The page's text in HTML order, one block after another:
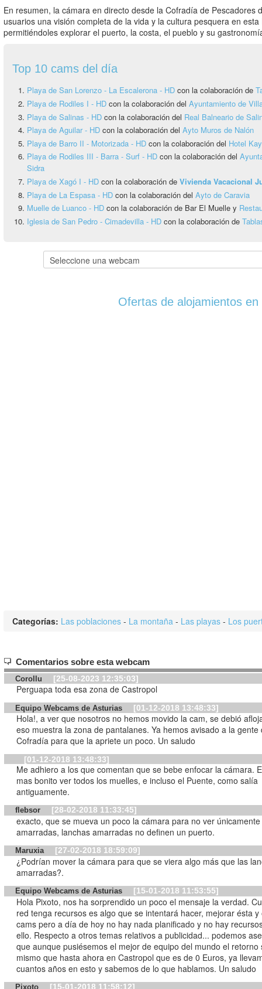
En resumen, la cámara en directo desde la Cofradía de Pescadores
usuarios una visión completa de la vida y la cultura pesquera en
permitiéndoles explorar el puerto, la costa, el pueblo y su
Top 10 cams del día
Playa de San Lorenzo - La Escalerona - HD con la colaboración de
Playa de Rodiles I - HD con la colaboración del Ayuntamiento de
Playa de Salinas - HD con la colaboración del Real Balneario de
Playa de Aguilar - HD con la colaboración del Ayto Muros de Nalón
Playa de Barro II - Motorizada - HD con la colaboración del Hotel
Playa de Rodiles III - Barra - Surf - HD con la colaboración del
Sidra
Playa de Xagó I - HD con la colaboración de Vivienda Vacacional
Playa de La Espasa - HD con la colaboración del Ayto de Caravia
Muelle de Luanco - HD con la colaboración de Bar El Muelle y
Iglesia de San Pedro - Cimadevilla - HD con la colaboración de
Ofertas de alojamientos en
Categorías: Las poblaciones - La montaña - Las playas - Los
Comentarios sobre esta webcam
Corollu [25-08-2023 12:35:03]
Perguapa toda esa zona de Castropol
Equipo Webcams de Asturias [01-12-2018 13:48:33]
Hola!, a ver que nosotros no hemos movido la cam, se debió
eso muestra la zona de pantalanes. Ya hemos avisado a la gente
Cofradía para que la apriete un poco. Un saludo
[01-12-2018 13:48:33]
Me adhiero a los que comentan que se bebe enfocar la cámara.
mas bonito ver todos los muelles, e incluso el Puente, como salía
antiguamente.
flebsor [28-02-2018 11:33:45]
exacto, que se mueva un poco la cámara para no ver
amarradas, lanchas amarradas no definen un puerto.
Maruxia [27-02-2018 18:59:09]
¿Podrían mover la cámara para que se viera algo más que las
amarradas?.
Equipo Webcams de Asturias [15-01-2018 11:53:55]
Hola Pixoto, nos ha sorprendido un poco el mensaje la verdad.
red tenga recursos es algo que se intentará hacer, mejorar ésta y
cams pero a día de hoy no hay nada planificado y no hay
ello. Respecto a otros temas relativos a publicidad... podemos
que aunque pusiésemos el mejor de equipo del mundo el retorno
mismo que hasta ahora en Castropol que es de 0 Euros, ya
cuantos años en esto y sabemos de lo que hablamos. Un saludo
Pixoto [15-01-2018 11:58:12]